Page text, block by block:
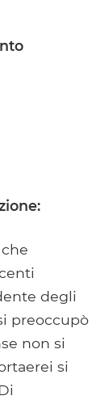
degli
preoccupò
non si
si